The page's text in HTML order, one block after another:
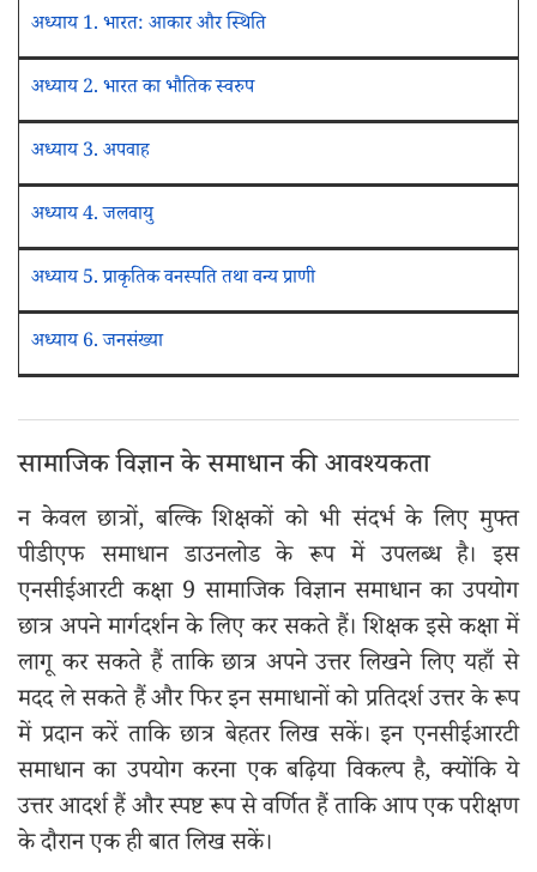
अध्याय 1. भारत: आकार और स्थिति
अध्याय 2. भारत का भौतिक स्वरुप
अध्याय 3. अपवाह
अध्याय 4. जलवायु
अध्याय 5. प्राकृतिक वनस्पति तथा वन्य प्राणी
अध्याय 6. जनसंख्या
सामाजिक विज्ञान के समाधान की आवश्यकता
न केवल छात्रों, बल्कि शिक्षकों को भी संदर्भ के लिए मुफ्त
पीडीएफ समाधान डाउनलोड के रूप में उपलब्ध है। इस
एनसीईआरटी कक्षा 9 सामाजिक विज्ञान समाधान का उपयोग
छात्र अपने मार्गदर्शन के लिए कर सकते हैं। शिक्षक इसे कक्षा में
लागू कर सकते हैं ताकि छात्र अपने उत्तर लिखने लिए यहाँ से
मदद ले सकते हैं और फिर इन समाधानों को प्रतिदर्श उत्तर के रूप
में प्रदान करें ताकि छात्र बेहतर लिख सकें। इन एनसीईआरटी
समाधान का उपयोग करना एक बढ़िया विकल्प है, क्योंकि ये
उत्तर आदर्श हैं और स्पष्ट रूप से वर्णित हैं ताकि आप एक परीक्षण
के दौरान एक ही बात लिख सकें।